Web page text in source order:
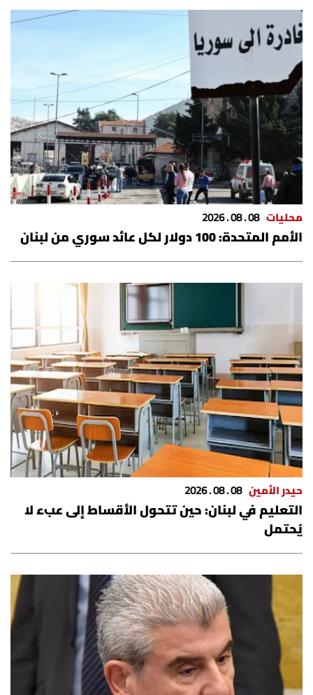
محليات 08 . 08 . 2026
الأمم المتحدة: 100 دولار لكل عائد سوري من لبنان
حيدر الأمين 08 . 08 . 2026
التعليم في لبنان: حين تتحول الأقساط إلى عبء لا
يُحتمل